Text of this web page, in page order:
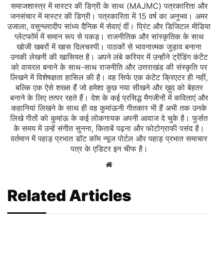
समाजशास्त्र में मास्टर की डिग्री के साथ (MAJMC) पत्रकारिता और
जनसंचार में मास्टर की डिग्री। पत्रकारिता में 15 वर्ष का अनुभव। अमर
उजाला, वसुन्धरादीप सांध्य दैनिक में सेवाएं दीं। प्रिंट और डिजिटल मीडिया
प्लेटफॉर्म में समान रूप से पकड़। राजनीतिक और सांस्कृतिक के साथ
खोजी खबरों में खास दिलचस्‍पी। पाठकों से भावनात्मक जुड़ाव बनाना
उनकी लेखनी की खासियत है। अपने लंबे करियर में उन्होंने ट्रेंडिंग कंटेंट
को वायरल बनाने के साथ-साथ राजनीति और उत्तराखंड की संस्कृति पर
लिखने में विशेषज्ञता हासिल की है। वह सिर्फ एक कंटेंट क्रिएटर ही नहीं,
बल्कि एक ऐसे शख्स हैं जो हमेशा कुछ नया सीखने और ख़ुद को बेहतर
बनाने के लिए तत्पर रहते हैं। देश के कई प्रसिद्ध मैगजीनों में कविताएं और
कहानियां लिखने के साथ ही वह कुमांऊनी गीतकार भी हैं अभी तक उनके
लिखे गीतों को कुमांऊ के कई लोकगायक अपनी आवाज दे चुके है। फुर्सत
के समय में उन्हें संगीत सुनना, किताबें पढ़ना और फोटोग्राफी पसंद है।
वर्तमान में पहाड़ प्रभात डॉट कॉम न्यूज पोर्टल और पहाड़ प्रभात समाचार
पत्र के एडिटर इन चीफ है।
Website
Related Articles